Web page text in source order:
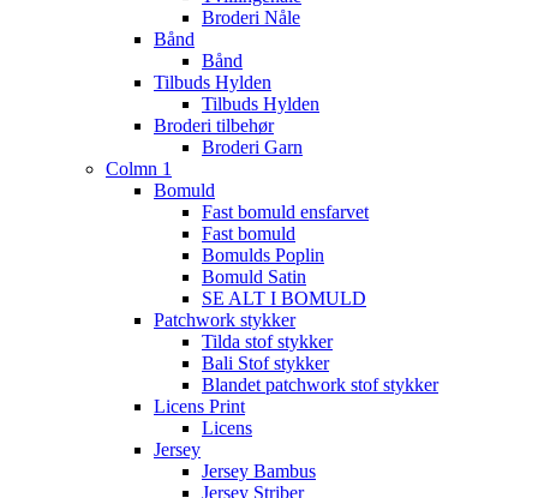
Broderi Nåle
Bånd
Bånd
Tilbuds Hylden
Tilbuds Hylden
Broderi tilbehør
Broderi Garn
Colmn 1
Bomuld
Fast bomuld ensfarvet
Fast bomuld
Bomulds Poplin
Bomuld Satin
SE ALT I BOMULD
Patchwork stykker
Tilda stof stykker
Bali Stof stykker
Blandet patchwork stof stykker
Licens Print
Licens
Jersey
Jersey Bambus
Jersey Striber